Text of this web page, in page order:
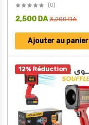
(0)
3,200DA
2,500 DA
Ajouter au panier
12% Réduction